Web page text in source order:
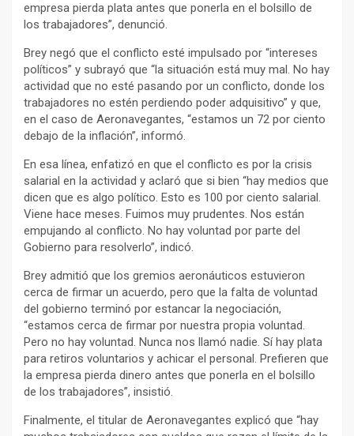
empresa pierda plata antes que ponerla en el bolsillo de
los trabajadores”, denunció.
Brey negó que el conflicto esté impulsado por “intereses
políticos” y subrayó que “la situación está muy mal. No hay
actividad que no esté pasando por un conflicto, donde los
trabajadores no estén perdiendo poder adquisitivo” y que,
en el caso de Aeronavegantes, “estamos un 72 por ciento
debajo de la inflación”, informó.
En esa línea, enfatizó en que el conflicto es por la crisis
salarial en la actividad y aclaró que si bien “hay medios que
dicen que es algo político. Esto es 100 por ciento salarial.
Viene hace meses. Fuimos muy prudentes. Nos están
empujando al conflicto. No hay voluntad por parte del
Gobierno para resolverlo”, indicó.
Brey admitió que los gremios aeronáuticos estuvieron
cerca de firmar un acuerdo, pero que la falta de voluntad
del gobierno terminó por estancar la negociación,
“estamos cerca de firmar por nuestra propia voluntad.
Pero no hay voluntad. Nunca nos llamó nadie. Sí hay plata
para retiros voluntarios y achicar el personal. Prefieren que
la empresa pierda dinero antes que ponerla en el bolsillo
de los trabajadores”, insistió.
Finalmente, el titular de Aeronavegantes explicó que “hay